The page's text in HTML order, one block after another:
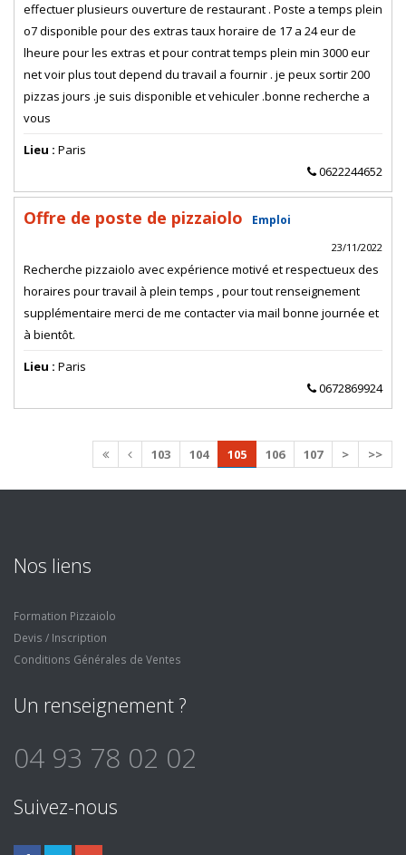
effectuer plusieurs ouverture de restaurant . Poste a temps plein
o7 disponible pour des extras taux horaire de 17 a 24 eur de
lheure pour les extras et pour contrat temps plein min 3000 eur
net voir plus tout depend du travail a fournir . je peux sortir 200
pizzas jours .je suis disponible et vehiculer .bonne recherche a
vous
Lieu : Paris
0622244652
Offre de poste de pizzaiolo Emploi
23/11/2022
Recherche pizzaiolo avec expérience motivé et respectueux des
horaires pour travail à plein temps , pour tout renseignement
supplémentaire merci de me contacter via mail bonne journée et
à bientôt.
Lieu : Paris
0672869924
103 104 105 106 107 > >>
Nos liens
Formation Pizzaiolo
Devis / Inscription
Conditions Générales de Ventes
Un renseignement ?
04 93 78 02 02
Suivez-nous